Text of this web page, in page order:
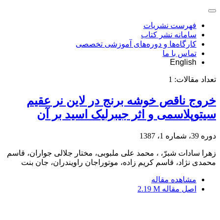
فهرست نشریات
سامانه نشر کتاب
کارگاه‌ها و دوره‌های آموزشی تخصصی
تماس با ما
English
تعداد مقالات: 1
خروج ناقص خوشه برنج در لاین نر عقیم
سیتوپلاسمی و اثر جیبرلیک اسید بر آن
دوره 39، شماره 1، 1387
زهرا سادات شبرّ، ، محمد علی ملبوبی، مختار جلالی جواران، قاسم
محمدی نژاد، قاسم کریم زاده، موتوراجان راویندران، جان بنت
مشاهده مقاله
اصل مقاله 2.19 M